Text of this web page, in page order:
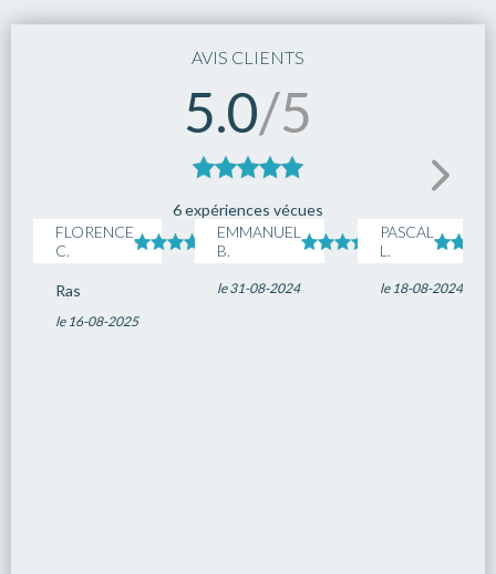
AVIS CLIENTS
5.0/5
6 expériences vécues
FLORENCE
C.
Ras
le 16-08-2025
EMMANUEL
B.
le 31-08-2024
PASCAL
L.
le 18-08-2024